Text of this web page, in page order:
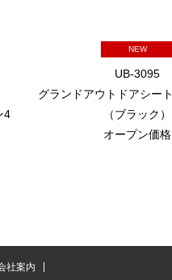
4
NEW
UB-3095
グランドアウトドアシー
（ブラック）
オープン価格
社案内